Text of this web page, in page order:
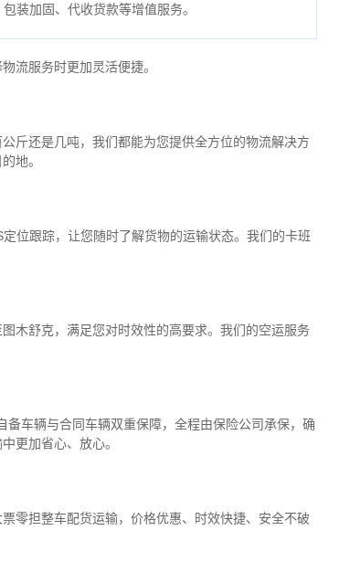
装加固、代收货款等增值服务。
流服务时更加灵活便捷。
斤还是几吨，我们都能为您提供全方位的物流解决方
地。
位跟踪，让您随时了解货物的运输状态。我们的卡班
木舒克，满足您对时效性的高要求。我们的空运服务
车辆与合同车辆双重保障，全程由保险公司承保，确
更加省心、放心。
零担整车配货运输，价格优惠、时效快捷、安全不破